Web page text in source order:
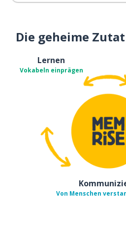
Die geheime
Lernen
Vokabeln einprägen
Von Menschen